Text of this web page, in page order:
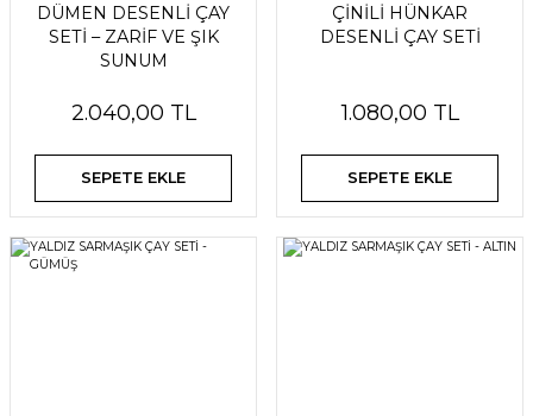
DÜMEN DESENLİ ÇAY
SETİ – ZARİF VE ŞIK
SUNUM
2.040,00 TL
SEPETE EKLE
ÇİNİLİ HÜNKAR
DESENLİ ÇAY SETİ
1.080,00 TL
SEPETE EKLE